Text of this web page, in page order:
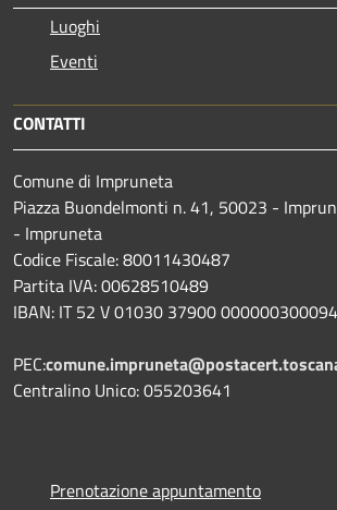
Luoghi
Eventi
CONTATTI
Comune di Impruneta
Piazza Buondelmonti n. 41, 50023 -
- Impruneta
Codice Fiscale: 80011430487
Partita IVA: 00628510489
IBAN: IT 52 V 01030 37900 000000300094
PEC:
Centralino Unico: 055203641
Prenotazione appuntamento